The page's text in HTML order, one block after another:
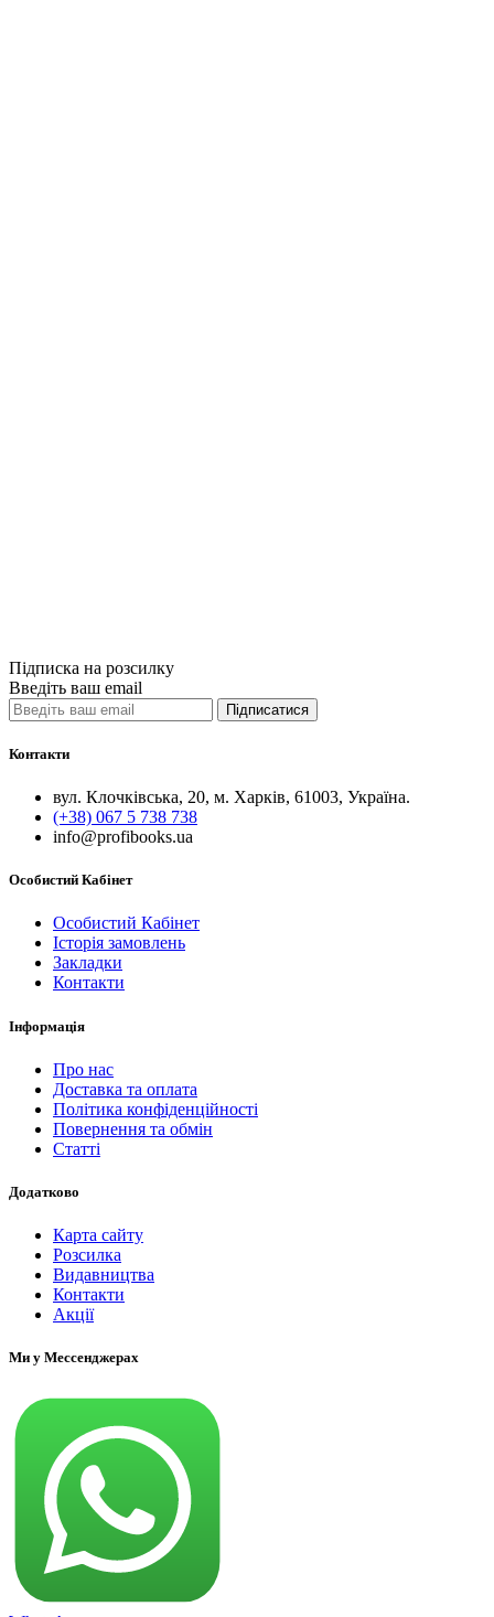
Підписка на розсилку
Введіть ваш email
Підписатися
Контакти
вул. Клочківська, 20, м. Харків, 61003, Україна.
(+38) 067 5 738 738
info@profibooks.ua
Особистий Кабінет
Особистий Кабінет
Історія замовлень
Закладки
Контакти
Інформація
Про нас
Доставка та оплата
Політика конфіденційності
Повернення та обмін
Статті
Додатково
Карта сайту
Розсилка
Видавництва
Контакти
Акції
Ми у Мессенджерах